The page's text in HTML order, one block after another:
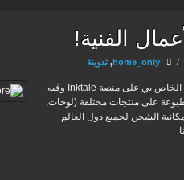
الفنية!
/
home_only
, تدوينة
تم بحمد الله افتتاح متجر الأعمال الفنية الخاص بي على منصة Inktale وفيه
على منتجات مختلفة (لوحات,
الشحن لجميع دول العالم